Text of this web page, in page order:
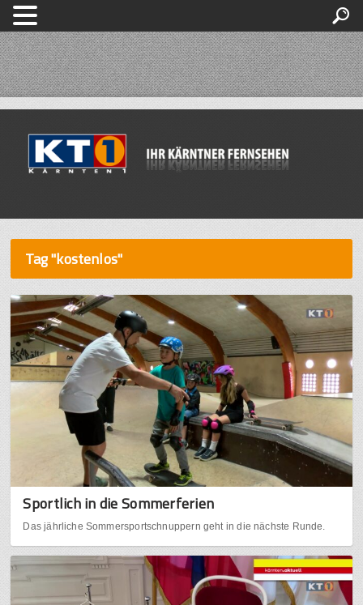
Tag "kostenlos"
Sportlich in die Sommerferien
Das jährliche Sommersportschnuppern geht in die nächste Runde.